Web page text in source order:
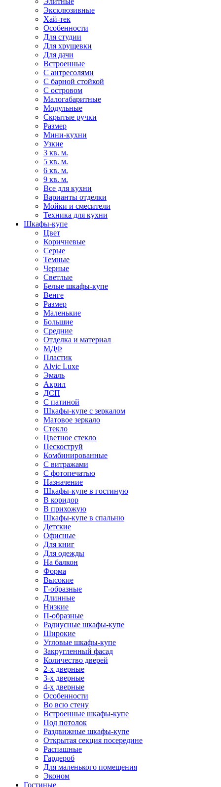
Эксклюзивные
Хай-тек
Особенности
Для студии
Для хрущевки
Для дачи
Встроенные
С антресолями
С барной стойкой
С островом
Малогабаритные
Модульные
Скрытые ручки
Размер
Мини-кухни
Узкие
3 кв. м.
5 кв. м.
6 кв. м.
9 кв. м.
Все для кухни
Варианты отделки
Мойки и смесители
Техника для кухни
Шкафы-купе
Цвет
Коричневые
Серые
Темные
Черные
Светлые
Белые шкафы-купе
Венге
Размер
Маленькие
Большие
Средние
Отделка и материал
МДФ
Пластик
Alvic Luxe
Эмаль
Акрил
ДСП
С патиной
Шкафы-купе с зеркалом
Матовое зеркало
Стекло
Цветное стекло
Пескоструй
Комбинированные
С витражами
С фотопечатью
Назначение
Шкафы-купе в гостиную
В коридор
В прихожую
Шкафы-купе в спальню
Детские
Офисные
Для книг
Для одежды
На балкон
Форма
Высокие
Г-образные
Длинные
Низкие
П-образные
Радиусные шкафы-купе
Широкие
Угловые шкафы-купе
Закругленный фасад
Количество дверей
2-х дверные
3-х дверные
4-х дверные
Особенности
Во всю стену
Встроенные шкафы-купе
Под потолок
Раздвижные шкафы-купе
Открытая секция посередине
Распашные
Гардероб
Для маленького помещения
Эконом
Гостиные